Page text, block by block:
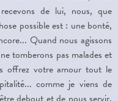
de lui, nous, que
possible est : une bonté,
Quand nous agissons
tomberons pas malades et
offrez votre amour tout le
comme je viens de